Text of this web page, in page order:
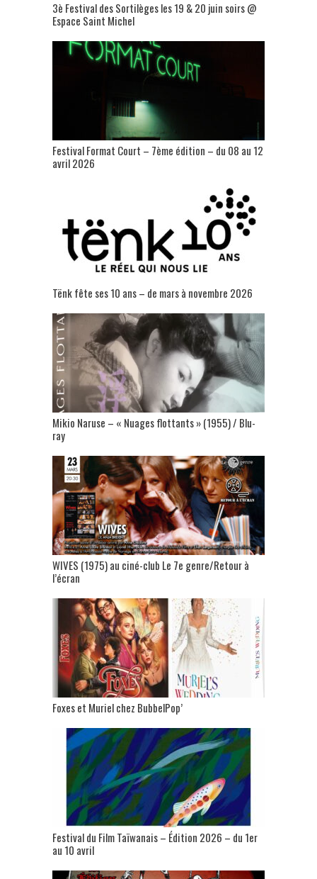
3è Festival des Sortilèges les 19 & 20 juin soirs @
Espace Saint Michel
Festival Format Court – 7ème édition – du 08 au 12
avril 2026
Tënk fête ses 10 ans – de mars à novembre 2026
Mikio Naruse – « Nuages flottants » (1955) / Blu-
ray
WIVES (1975) au ciné-club Le 7e genre/Retour à
l’écran
Foxes et Muriel chez BubbelPop’
Festival du Film Taïwanais – Édition 2026 – du 1er
au 10 avril